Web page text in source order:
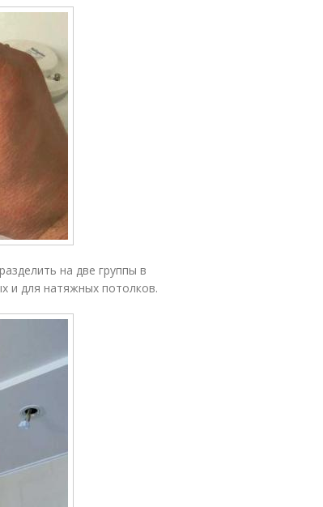
на две группы в
и для натяжных потолков.